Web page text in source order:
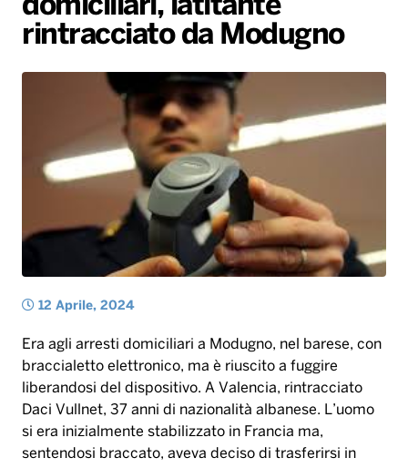
Sport
Leggerissime
Novità
Interviste
Speciale Astrabilia 2026
Voce al Bari
Gallery
domiciliari, latitante
rintracciato da Modugno
12 Aprile, 2024
Era agli arresti domiciliari a Modugno, nel barese, con
braccialetto elettronico, ma è riuscito a fuggire
liberandosi del dispositivo. A Valencia, rintracciato
Daci Vullnet, 37 anni di nazionalità albanese. L’uomo
si era inizialmente stabilizzato in Francia ma,
sentendosi braccato, aveva deciso di trasferirsi in